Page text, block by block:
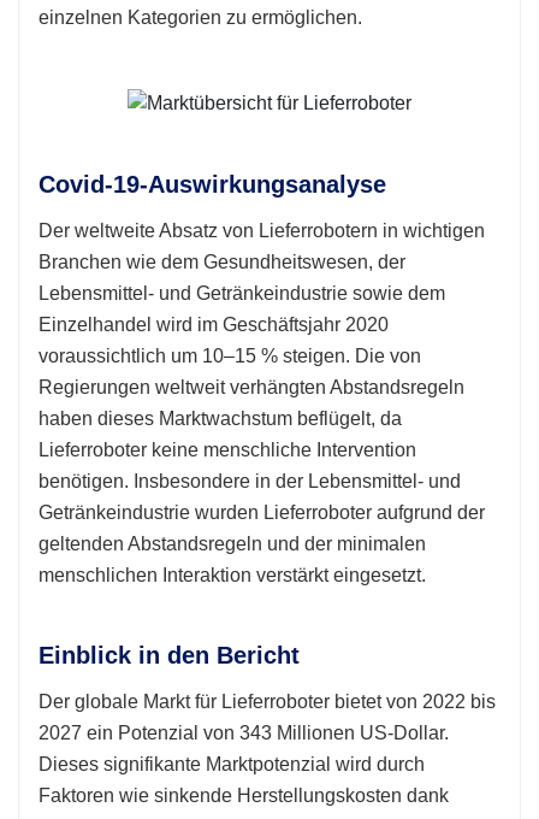
einzelnen Kategorien zu ermöglichen.
Covid-19-Auswirkungsanalyse
Der weltweite Absatz von Lieferrobotern in wichtigen
Branchen wie dem Gesundheitswesen, der
Lebensmittel- und Getränkeindustrie sowie dem
Einzelhandel wird im Geschäftsjahr 2020
voraussichtlich um 10–15 % steigen. Die von
Regierungen weltweit verhängten Abstandsregeln
haben dieses Marktwachstum beflügelt, da
Lieferroboter keine menschliche Intervention
benötigen. Insbesondere in der Lebensmittel- und
Getränkeindustrie wurden Lieferroboter aufgrund der
geltenden Abstandsregeln und der minimalen
menschlichen Interaktion verstärkt eingesetzt.
Einblick in den Bericht
Der globale Markt für Lieferroboter bietet von 2022 bis
2027 ein Potenzial von 343 Millionen US-Dollar.
Dieses signifikante Marktpotenzial wird durch
Faktoren wie sinkende Herstellungskosten dank